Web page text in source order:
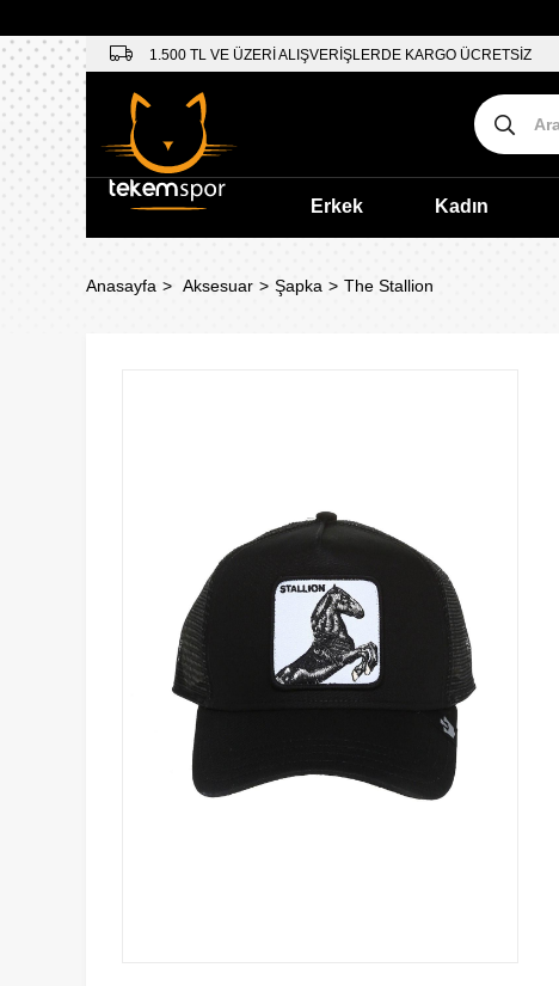
1.500 TL VE ÜZERİ ALIŞVERİŞLERDE KARGO ÜCRETSİZ
Erkek Kadın
Anasayfa Aksesuar Şapka The Stallion